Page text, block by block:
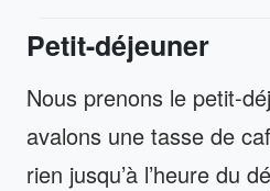
Petit-déjeuner
Nous prenons le petit-
avalons une tasse de
rien jusqu’à l’heure du